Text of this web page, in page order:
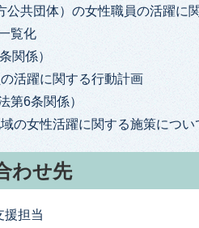
共団体）の女性職員の活躍に
覧化
関係）
活躍に関する行動計画
第6条関係）
の女性活躍に関する施策につい
わせ先
援担当